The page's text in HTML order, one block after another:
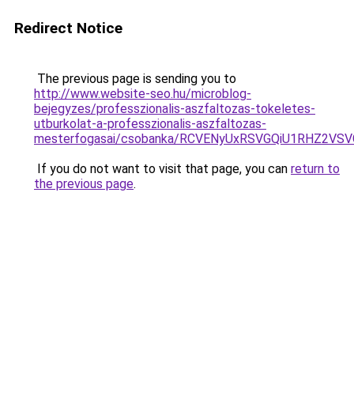
Redirect Notice
The previous page is sending you to
http://www.website-seo.hu/microblog-
bejegyzes/professzionalis-aszfaltozas-tokeletes-
utburkolat-a-professzionalis-aszfaltozas-
mesterfogasai/csobanka/
If you do not want to visit that page, you can return to
the previous page.